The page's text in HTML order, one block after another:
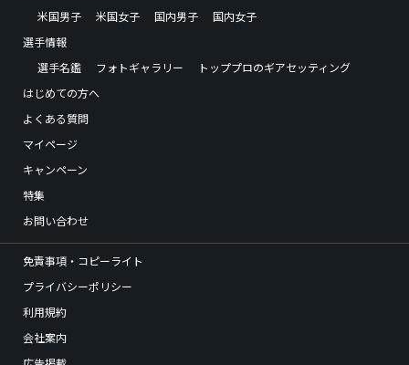
米国男子
米国女子 国内男子
国内女子
選手情報
選手名鑑
フォトギャラリー
トッププロのギアセッティング
はじめての方へ
よくある質問
マイページ
キャンペーン
特集
お問い合わせ
免責事項・コピーライト
プライバシーポリシー
利用規約
会社案内